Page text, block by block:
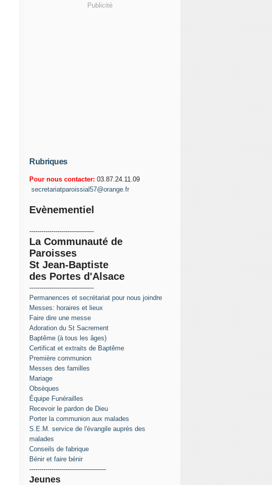
Publicité
Rubriques
Pour nous contacter: 03.87.24.11.09
secretariatparoissial57@orange.fr
Evènementiel
--------------------------------
La Communauté de
Paroisses
St Jean-Baptiste
des Portes d'Alsace
--------------------------------
Permanences et secrétariat pour nous joindre
Messes: horaires et lieux
Faire dire une messe
Adoration du St Sacrement
Baptême (à tous les âges)
Certificat et extraits de Baptême
Première communion
Messes des familles
Mariage
Obsèques
Équipe Funérailles
Recevoir le pardon de Dieu
Porter la communion aux malades
S.E.M. service de l'évangile auprès des
malades
Conseils de fabrique
Bénir et faire bénir
--------------------------------------
Jeunes